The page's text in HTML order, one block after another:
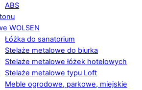
ABS
WOLSEN
Łóżka do sanatorium
Stelaże metalowe do biurka
Stelaże metalowe łóżek hotelowych
Stelaże metalowe typu Loft
Meble ogrodowe, parkowe, miejskie